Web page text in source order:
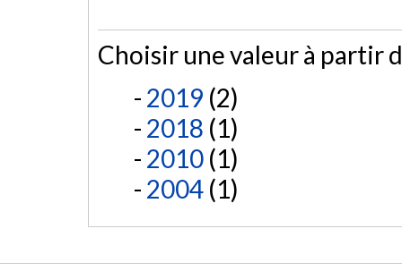
Choisir une valeur à partir
2019 (2)
2018 (1)
2010 (1)
2004 (1)